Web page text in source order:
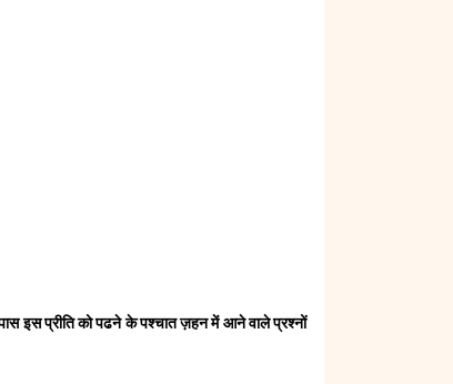
इस प्रीति को पढने के पश्चात ज़हन में आने वाले प्रश्नों